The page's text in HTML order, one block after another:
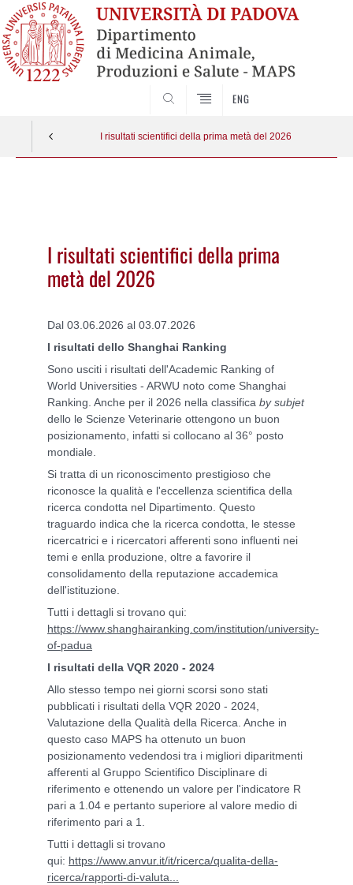
ENG
I risultati scientifici della prima metà del 2026
I risultati scientifici della prima
metà del 2026
Dal 03.06.2026 al 03.07.2026
I risultati dello Shanghai Ranking
Sono usciti i risultati dell'Academic Ranking of
World Universities - ARWU noto come Shanghai
Ranking. Anche per il 2026 nella classifica by subjet
dello le Scienze Veterinarie ottengono un buon
posizionamento, infatti si collocano al 36° posto
mondiale.
Si tratta di un riconoscimento prestigioso che
riconosce la qualità e l'eccellenza scientifica della
ricerca condotta nel Dipartimento. Questo
traguardo indica che la ricerca condotta, le stesse
ricercatrici e i ricercatori afferenti sono influenti nei
temi e enlla produzione, oltre a favorire il
consolidamento della reputazione accademica
dell'istituzione.
Tutti i dettagli si trovano qui:
https://www.shanghairanking.com/institution/university-
of-padua
I risultati della VQR 2020 - 2024
Allo stesso tempo nei giorni scorsi sono stati
pubblicati i risultati della VQR 2020 - 2024,
Valutazione della Qualità della Ricerca. Anche in
questo caso MAPS ha ottenuto un buon
posizionamento vedendosi tra i migliori diparitmenti
afferenti al Gruppo Scientifico Disciplinare di
riferimento e ottenendo un valore per l'indicatore R
pari a 1.04 e pertanto superiore al valore medio di
riferimento pari a 1.
Tutti i dettagli si trovano
qui: https://www.anvur.it/it/ricerca/qualita-della-
ricerca/rapporti-di-valuta...